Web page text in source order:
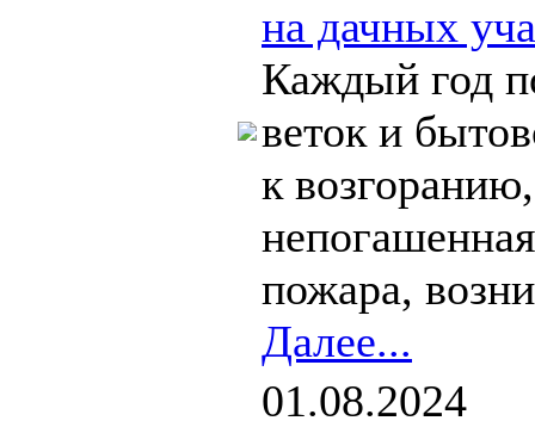
на дачных
Каждый год
веток и
к
пожара,
Далее...
01.08.2024